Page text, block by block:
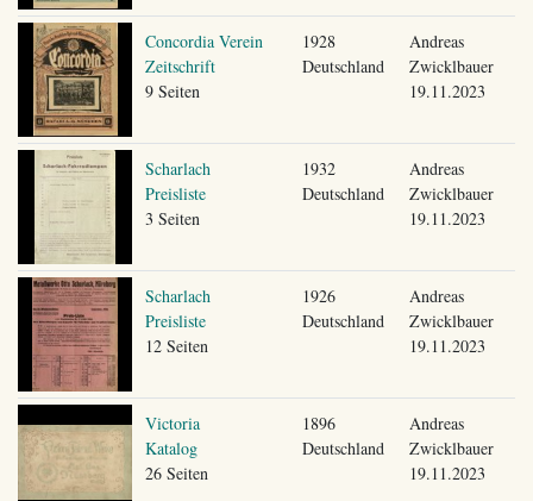
Concordia Verein
Zeitschrift
9 Seiten
1928
Deutschland
Andreas
Zwicklbauer
19.11.2023
Scharlach
Preisliste
3 Seiten
1932
Deutschland
Andreas
Zwicklbauer
19.11.2023
Scharlach
Preisliste
12 Seiten
1926
Deutschland
Andreas
Zwicklbauer
19.11.2023
Victoria
Katalog
26 Seiten
1896
Deutschland
Andreas
Zwicklbauer
19.11.2023